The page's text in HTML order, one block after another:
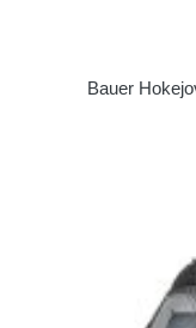
Bauer